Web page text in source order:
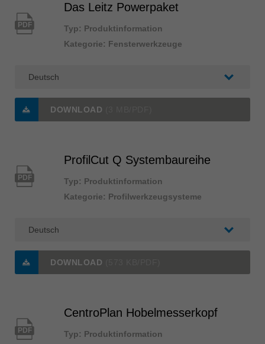
PDF
Das Leitz Powerpaket
Typ: Produktinformation
Kategorie: Fensterwerkzeuge
DOWNLOAD
PDF
ProfilCut Q Systembaureihe
Typ: Produktinformation
Kategorie: Profilwerkzeugsysteme
DOWNLOAD
PDF
CentroPlan Hobelmesserkopf
Typ: Produktinformation